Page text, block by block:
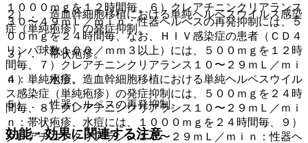
２）． 造血幹細胞移植における単純ヘルペスウイルス感染
症（単純疱疹）の発症抑制。
３）． 帯状疱疹。
４）． 水痘。
５）． 性器ヘルペスの再発抑制。
効能・効果に関連する注意
１０００ｍｇを１２時間毎、６）クレアチニンクリアランス
３０〜４９ｍＬ／ｍｉｎ：性器ヘルペスの再発抑制には、５
００ｍｇを２４時間毎、なお、ＨＩＶ感染症の患者（ＣＤ４
リンパ球数１００／ｍｍ３以上）には、５００ｍｇを１２時
間毎、７）クレアチニンクリアランス１０〜２９ｍＬ／ｍｉ
ｎ：単純疱疹、造血幹細胞移植における単純ヘルペスウイル
ス感染症（単純疱疹）の発症抑制には、５００ｍｇを２４時
間毎、８）クレアチニンクリアランス１０〜２９ｍＬ／ｍｉ
ｎ：帯状疱疹、水痘には、１０００ｍｇを２４時間毎、９）
クレアチニンクリアランス１０〜２９ｍＬ／ｍｉｎ：性器ヘ